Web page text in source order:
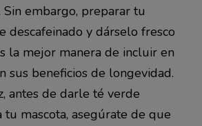
Sin embargo, preparar tu
descafeinado y dárselo fresco
la mejor manera de incluir en
sus beneficios de longevidad.
antes de darle té verde
tu mascota, asegúrate de que